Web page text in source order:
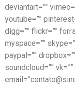
deviantart=””
youtube=””
digg=”” flickr=””
myspace=””
paypal=””
soundcloud=”” vk=””